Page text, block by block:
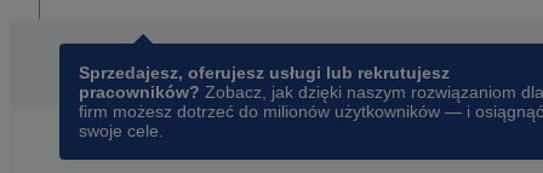
Sprzedajesz, oferujesz usługi lub rekrutujesz
pracowników? Zobacz, jak dzięki naszym rozwiązaniom dla
firm możesz dotrzeć do milionów użytkowników — i osiągnąć
swoje cele.